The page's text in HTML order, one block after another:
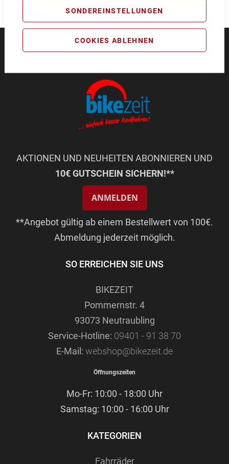
SONDEREINSTELLUNGEN
COOKIES ABLEHNEN
AKTIONEN UND NEUHEITEN ABONNIEREN UND
10€ GUTSCHEIN SICHERN!**
ANMELDEN
**Angebot gültig ab einem Bestellwert von 100€.
Abmeldung jederzeit möglich.
SO ERREICHEN SIE UNS
BIKEZEIT
Pommernstr. 4
93073 Neutraubling
Service-Hotline: 09401 - 91 38 70
E-Mail: webshop@bikezeit.de
Öffnungszeiten
Mo-Fr: 10:00 - 18:00 Uhr
Samstag: 10:00 - 16:00 Uhr
KATEGORIEN
Fahrräder